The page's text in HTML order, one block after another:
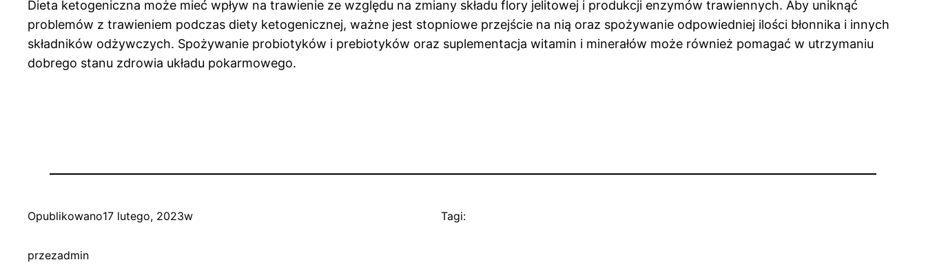
Dieta ketogeniczna może mieć wpływ na trawienie ze względu na zmiany składu flory jelitowej i produkcji enzymów trawiennych. Aby uniknąć
problemów z trawieniem podczas diety ketogenicznej, ważne jest stopniowe przejście na nią oraz spożywanie odpowiedniej ilości błonnika i innych
składników odżywczych. Spożywanie probiotyków i prebiotyków oraz suplementacja witamin i minerałów może również pomagać w utrzymaniu
dobrego stanu zdrowia układu pokarmowego.
Opublikowano17 lutego, 2023w
przezadmin
Tagi: